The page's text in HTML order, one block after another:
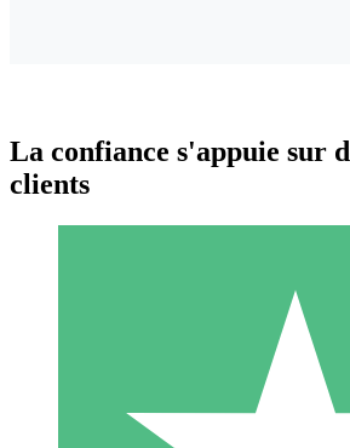
Packs de Crédits
Payez à l'utilisation avec des crédits de
La confiance s'appuie sur
clients